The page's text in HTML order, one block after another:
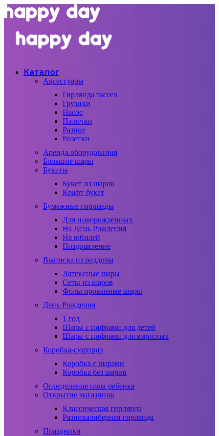
Каталог
Аксессуары
Гирлянда тассел
Грузики
Насос
Палочки
Разное
Розетки
Аренда оборудования
Большие шары
Букеты
Букет из шаров
Крафт букет
Бумажные гирлянды
Для новорожденных
На День Рождения
На юбилей
Поздравление
Выписка из роддома
Латексные шары
Сеты из шаров
Фольгированные шары
День Рождения
1 год
Шары с цифрами для детей
Шары с цифрами для взрослых
Коробка-сюрприз
Коробка с шарами
Коробка без шаров
Определение пола ребенка
Открытие магазинов
Классическая гирлянда
Разнокалиберная гирлянда
Праздники